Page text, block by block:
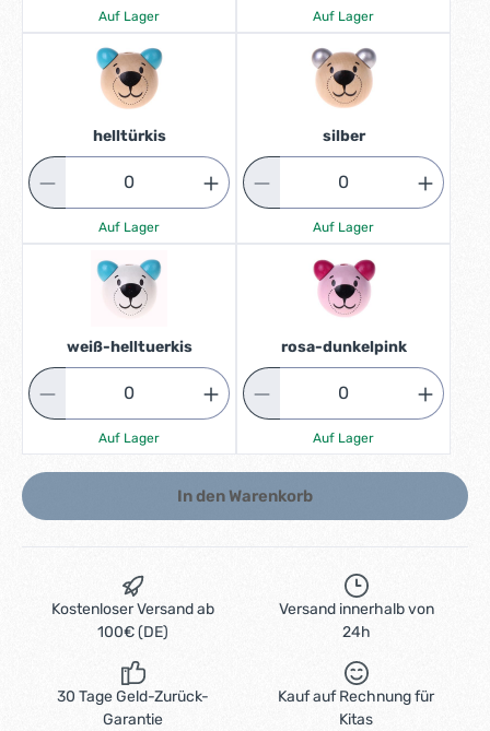
Auf Lager Auf Lager
helltürkis
Auf Lager
silber
Auf Lager
weiß-helltuerkis
Auf Lager
rosa-dunkelpink
Auf Lager
In den Warenkorb
Kostenloser Versand ab
100€ (DE)
Versand innerhalb von
24h
30 Tage Geld-Zurück-
Garantie
Kauf auf Rechnung für
Kitas